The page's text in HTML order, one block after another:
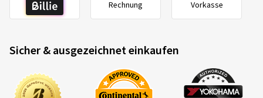
Rechnung Vorkasse
Sicher & ausgezeichnet einkaufen